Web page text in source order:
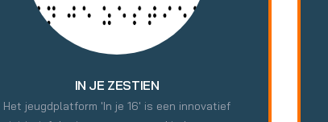
IN JE ZESTIEN
Het jeugdplatform 'In je 16' is een innovatief